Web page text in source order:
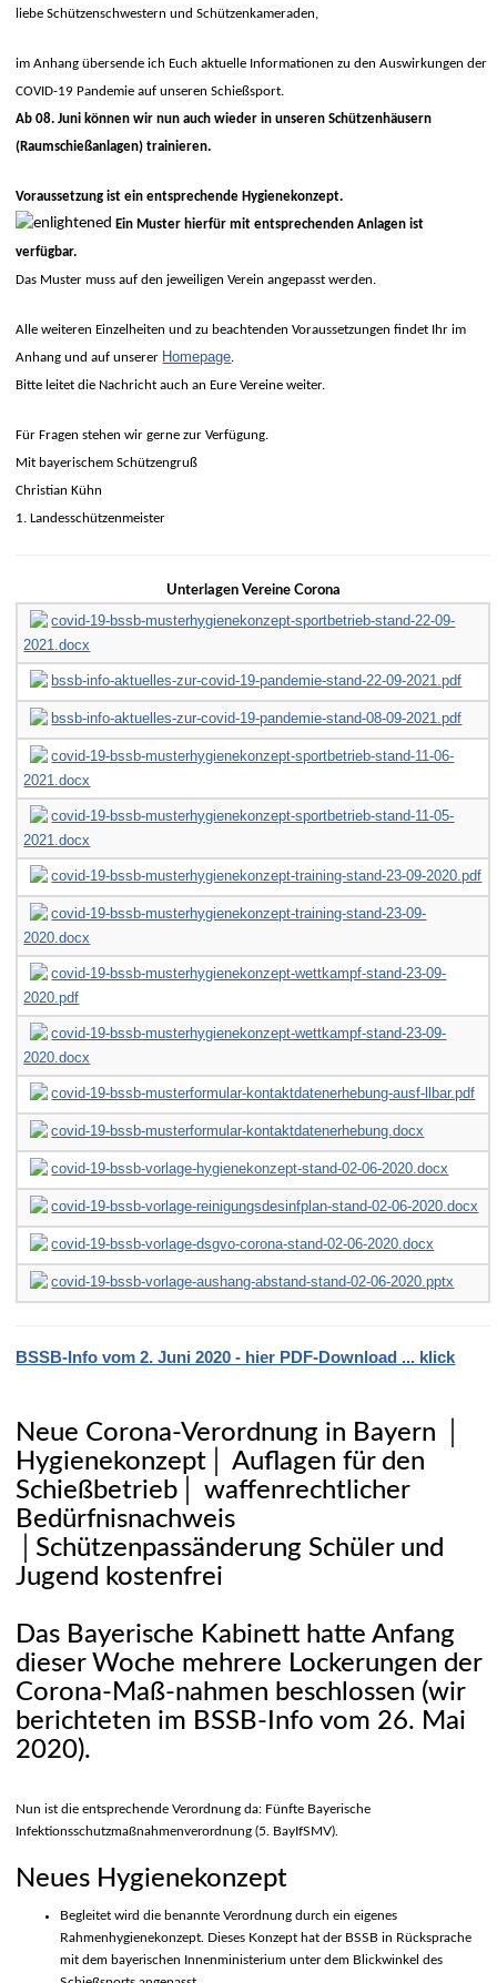
liebe Schützenschwestern und Schützenkameraden,
im Anhang übersende ich Euch aktuelle Informationen zu den Auswirkungen der
COVID-19 Pandemie auf unseren Schießsport.
Ab 08. Juni können wir nun auch wieder in unseren Schützenhäusern
(Raumschießanlagen) trainieren.
Voraussetzung ist ein entsprechende Hygienekonzept.
Ein Muster hierfür mit entsprechenden Anlagen ist
verfügbar.
Das Muster muss auf den jeweiligen Verein angepasst werden.
Alle weiteren Einzelheiten und zu beachtenden Voraussetzungen findet Ihr im
Anhang und auf unserer Homepage.
Bitte leitet die Nachricht auch an Eure Vereine weiter.
Für Fragen stehen wir gerne zur Verfügung.
Mit bayerischem Schützengruß
Christian Kühn
1. Landesschützenmeister
Unterlagen Vereine Corona
covid-19-bssb-musterhygienekonzept-sportbetrieb-stand-22-09-
2021.docx
bssb-info-aktuelles-zur-covid-19-pandemie-stand-22-09-2021.pdf
bssb-info-aktuelles-zur-covid-19-pandemie-stand-08-09-2021.pdf
covid-19-bssb-musterhygienekonzept-sportbetrieb-stand-11-06-
2021.docx
covid-19-bssb-musterhygienekonzept-sportbetrieb-stand-11-05-
2021.docx
covid-19-bssb-musterhygienekonzept-training-stand-23-09-2020.pdf
covid-19-bssb-musterhygienekonzept-training-stand-23-09-
2020.docx
covid-19-bssb-musterhygienekonzept-wettkampf-stand-23-09-
2020.pdf
covid-19-bssb-musterhygienekonzept-wettkampf-stand-23-09-
2020.docx
covid-19-bssb-musterformular-kontaktdatenerhebung-ausf-llbar.pdf
covid-19-bssb-musterformular-kontaktdatenerhebung.docx
covid-19-bssb-vorlage-hygienekonzept-stand-02-06-2020.docx
covid-19-bssb-vorlage-reinigungsdesinfplan-stand-02-06-2020.docx
covid-19-bssb-vorlage-dsgvo-corona-stand-02-06-2020.docx
covid-19-bssb-vorlage-aushang-abstand-stand-02-06-2020.pptx
BSSB-Info vom 2. Juni 2020 - hier PDF-Download ... klick
Neue Corona-Verordnung in Bayern │
Hygienekonzept│ Auflagen für den
Schießbetrieb│ waffenrechtlicher
Bedürfnisnachweis
│Schützenpassänderung Schüler und
Jugend kostenfrei
Das Bayerische Kabinett hatte Anfang
dieser Woche mehrere Lockerungen der
Corona-Maß-nahmen beschlossen (wir
berichteten im BSSB-Info vom 26. Mai
2020).
Nun ist die entsprechende Verordnung da: Fünfte Bayerische
Infektionsschutzmaßnahmenverordnung (5. BayIfSMV).
Neues Hygienekonzept
Begleitet wird die benannte Verordnung durch ein eigenes
Rahmenhygienekonzept. Dieses Konzept hat der BSSB in Rücksprache
mit dem bayerischen Innenministerium unter dem Blickwinkel des